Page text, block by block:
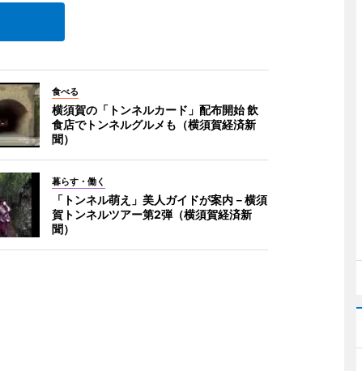
食べる
横須賀の「トンネルカード」配布開始 飲
食店でトンネルグルメも（横須賀経済新
聞）
暮らす・働く
「トンネル萌え」美人ガイドが案内－横須
賀トンネルツアー第2弾（横須賀経済新
聞）